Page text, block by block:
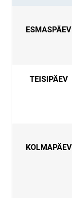
ESMASPÄEV
TEISIPÄEV
KOLMAPÄEV